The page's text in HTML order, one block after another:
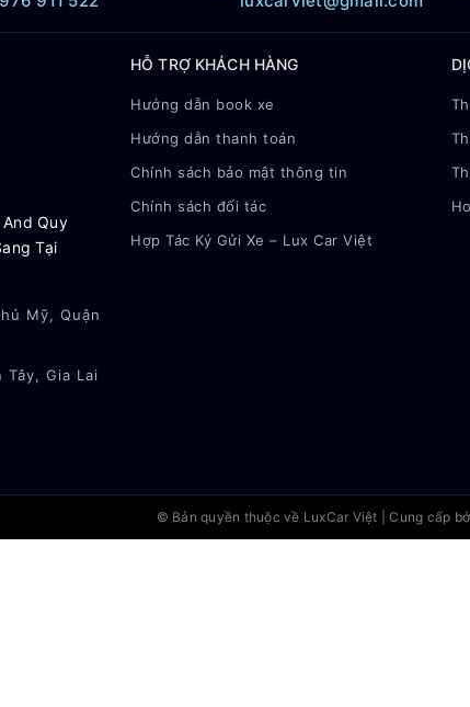
Quy
Tại
Mỹ, Quận
Gia Lai
HỖ TRỢ KHÁCH HÀNG
Hướng dẫn book xe
Hướng dẫn thanh toán
Chính sách bảo mật thông tin
Chính sách đối tác
Hợp Tác Ký Gửi Xe – Lux Car Việt
© Bản quyền thuộc về LuxCar Việt Cung cấp